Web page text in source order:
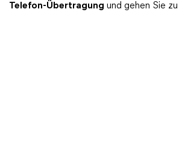
Telefon-Übertragung und gehen Sie zu